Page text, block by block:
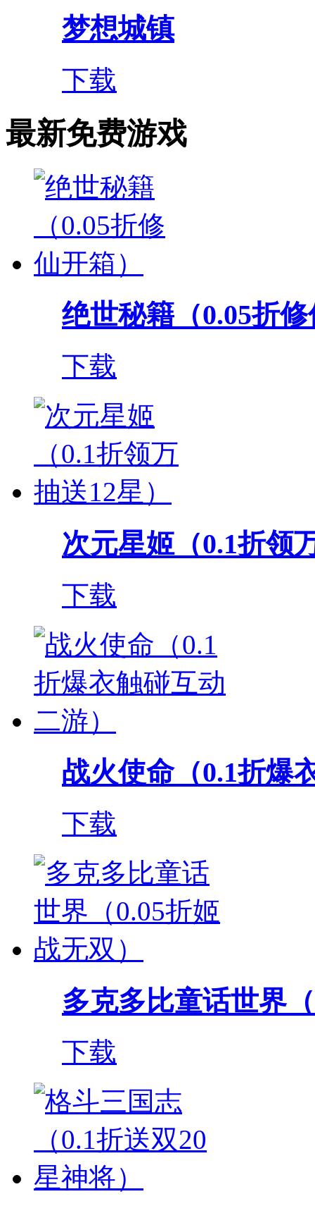
梦想城镇
下载
最新免费游戏
绝世秘籍（0.05折
下载
次元星姬（0.1折领
下载
战火使命（0.1折爆
下载
多克多比童话世界
下载